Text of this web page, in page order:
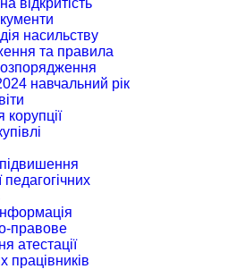
відкритість
насильству
та правила
навчальний рік
корупції
підвишення
педагогічних
правове
атестації
працівників